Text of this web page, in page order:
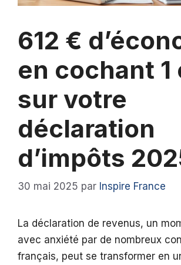
612 €
en cochant 1
sur votre
déclaration
d’impôts
30 mai 2025 par Inspire France
La déclaration de revenus, un
avec anxiété par de nombreux
français, peut se transformer en